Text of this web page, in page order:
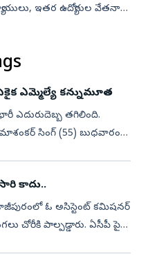
ఇతర ఉద్యోగుల వేతనాల
ఎమ్మెల్యే కన్నుమూత
ఎదురుదెబ్బ తగిలింది.
సింగ్ (55) బుధవారం
కాదు..
ఓ అసిస్టెంట్ కమిషనర్
చోరీకి పాల్పడ్డారు. ఏసీపీ పై